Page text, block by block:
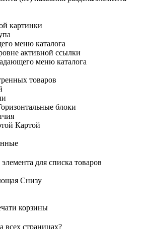
картинки
меню каталога
активной ссылки
меню каталога
товаров
блоки
Картой
для списка товаров
Снизу
корзины
всех страницах?